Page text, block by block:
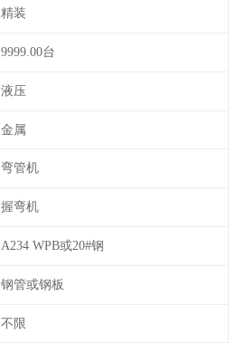
精装
9999.00台
液压
金属
弯管机
握弯机
A234 WPB或20#钢
钢管或钢板
不限